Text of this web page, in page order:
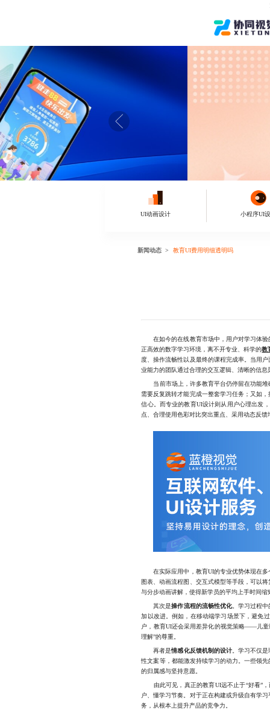
UI动画设计 小程序UI
新闻动态 教育UI费用明细透明吗
在如今的在线教育市场中，用户对学习体验
正高效的数字学习环境，离不开专业、科学的教
度、操作流畅性以及最终的课程完成率。当用
业能力的团队通过合理的交互逻辑、清晰的信
当前市场上，许多教育平台仍停留在功能堆
需要反复跳转才能完成一整套学习任务；又如
信心。而专业的教育UI设计则从用户心理出发
点、合理使用色彩对比突出重点、采用动态反
在实际应用中，教育UI的专业优势体现在多
图表、动画流程图、交互式模型等手段，可以
与分步动画讲解，使得新学员的平均上手时间
其次是操作流程的流畅性优化。学习过程中
加以改进。例如，在移动端学习场景下，避免
户，教育UI还会采用差异化的视觉策略——儿童
理解”的尊重。
再者是情感化反馈机制的设计。学习不仅是
性文案等，都能激发持续学习的动力。一些领
的归属感与坚持意愿。
由此可见，真正的教育UI远不止于“好看”，
户、懂学习节奏。对于正在构建或升级自有学
务，从根本上提升产品的竞争力。